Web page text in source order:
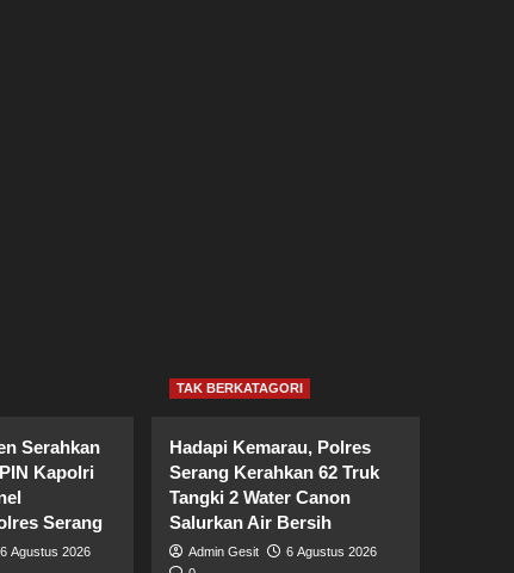
Serahkan
Kapolri
Serang
6 Agustus 2026
TAK BERKATAGORI
Hadapi Kemarau, Polres
Serang Kerahkan 62 Truk
Tangki 2 Water Canon
Salurkan Air Bersih
Admin Gesit
6 Agustus 2026